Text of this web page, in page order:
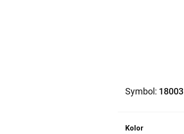
Symbol: 18003
Kolor